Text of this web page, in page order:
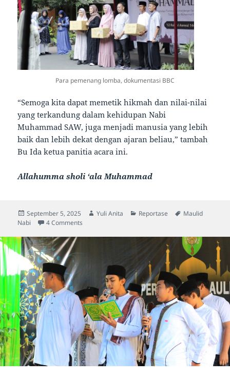
Para pemenang lomba, dokumentasi BBC
“Semoga kita dapat memetik hikmah dan nilai-nilai
yang terkandung dalam kehidupan Nabi
Muhammad SAW, juga menjadi manusia yang lebih
baik dan lebih dekat dengan ajaran beliau,” tambah
Bu Ida ketua panitia acara ini.
Allahumma sholi ‘ala Muhammad
Posted
on
September 5, 2025 Author
Yuli Anita Categories
Reportase Tags
Maulid
Nabi
4 Comments